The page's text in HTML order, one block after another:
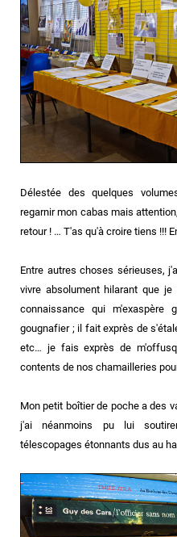
Délestée des quelques
regarnir mon cabas mais
retour ! … T'as qu'à croire tiens !!!
Entre autres choses sérieuses,
vivre absolument hilarant que
connaissance qui m'exaspère
gougnafier ; il fait exprès de
etc… je fais exprès de
contents de nos chamailleries
Mon petit boîtier de poche a des
j'ai néanmoins pu lui
télescopages étonnants dus au